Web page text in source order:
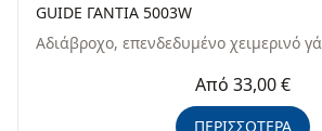
GUIDE ΓΑΝΤΙΑ 5003W
Αδιάβροχο, επενδεδυμένο χειμερινό
Από 33,00 €
ΠΕΡΙΣΣΟΤΕΡΑ